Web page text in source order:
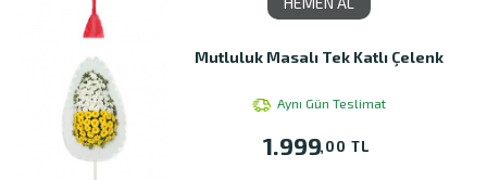
Mutluluk Masalı Tek Katlı Çelenk
Aynı Gün Teslimat
1.999,00 TL